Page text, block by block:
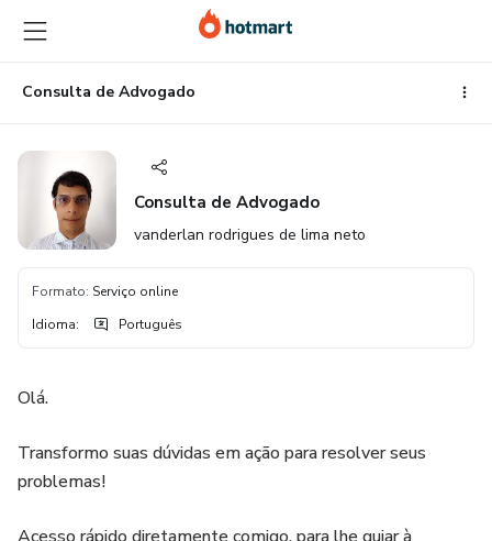
para
o
conteúdo
principal
para
o
pagamento
para
o
rodapéConsulta de Advogado
Consulta de Advogado
vanderlan rodrigues de lima neto
Formato: Serviço online
Idioma: Português
Olá.
Transformo suas dúvidas em ação para resolver seus
problemas!